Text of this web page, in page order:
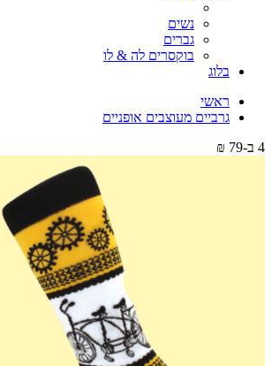
נשים
גברים
בוקסרים לה & לו
בלוג
ראשי
גרביים מעוצבים אופניים
4 ב-79 ₪